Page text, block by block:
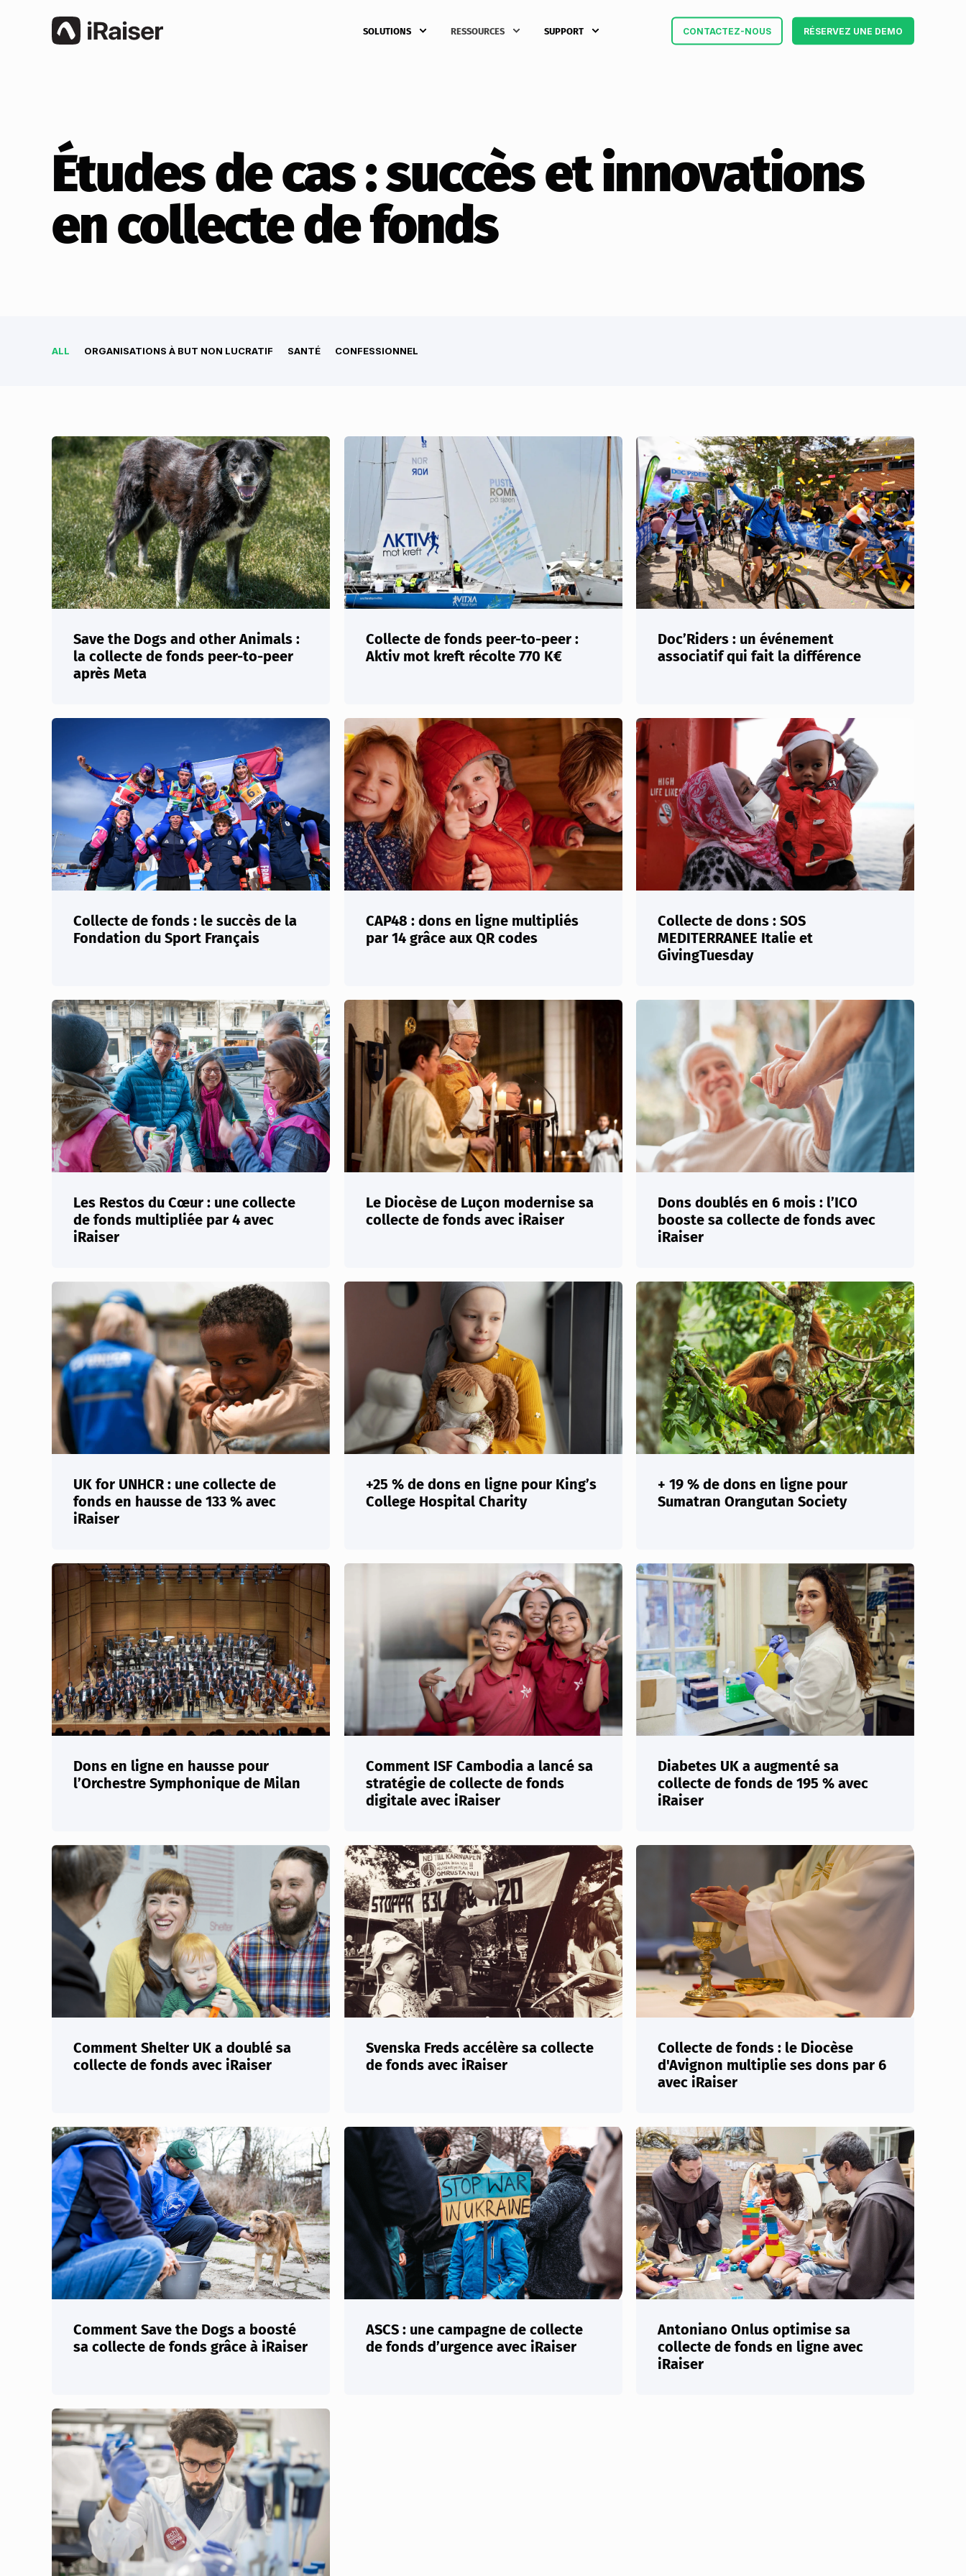
SOLUTIONS RESSOURCES SUPPORT CONTACTEZ-NOUS RÉSERVEZ UNE DEMO
Études de cas : succès et innovations
en collecte de fonds
ALL ORGANISATIONS À BUT NON LUCRATIF SANTÉ CONFESSIONNEL
Save the Dogs and other Animals :
la collecte de fonds peer-to-peer
après Meta
Collecte de fonds peer-to-peer :
Aktiv mot kreft récolte 770 K€
Doc’Riders : un événement
associatif qui fait la différence
Collecte de fonds : le succès de la
Fondation du Sport Français
CAP48 : dons en ligne multipliés
par 14 grâce aux QR codes
Collecte de dons : SOS
MEDITERRANEE Italie et
GivingTuesday
Les Restos du Cœur : une collecte
de fonds multipliée par 4 avec
iRaiser
Le Diocèse de Luçon modernise sa
collecte de fonds avec iRaiser
Dons doublés en 6 mois : l’ICO
booste sa collecte de fonds avec
iRaiser
UK for UNHCR : une collecte de
fonds en hausse de 133 % avec
iRaiser
+25 % de dons en ligne pour King’s
College Hospital Charity
+ 19 % de dons en ligne pour
Sumatran Orangutan Society
Dons en ligne en hausse pour
l’Orchestre Symphonique de Milan
Comment ISF Cambodia a lancé sa
stratégie de collecte de fonds
digitale avec iRaiser
Diabetes UK a augmenté sa
collecte de fonds de 195 % avec
iRaiser
Comment Shelter UK a doublé sa
collecte de fonds avec iRaiser
Svenska Freds accélère sa collecte
de fonds avec iRaiser
Collecte de fonds : le Diocèse
d'Avignon multiplie ses dons par 6
avec iRaiser
Comment Save the Dogs a boosté
sa collecte de fonds grâce à iRaiser
ASCS : une campagne de collecte
de fonds d’urgence avec iRaiser
Antoniano Onlus optimise sa
collecte de fonds en ligne avec
iRaiser